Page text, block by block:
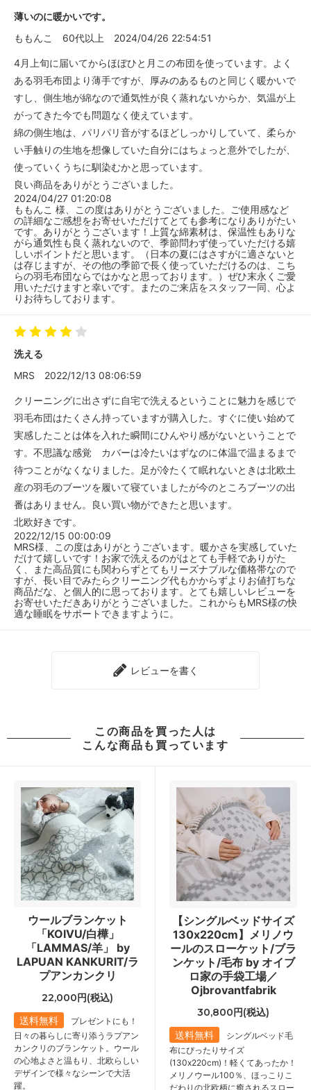
薄いのに暖かいです。
ももんこ
60代以上 2024/04/26 22:54:51
4月上旬に届いてからほぼひと月この布団を使っています。よく
ある羽毛布団より薄手ですが、厚みのあるものと同じく暖かいで
すし、側生地が綿なので通気性が良く蒸れないからか、気温が上
がってきた今でも問題なく使えています。
綿の側生地は、パリパリ音がするほどしっかりしていて、柔らか
い手触りの生地を想像していた自分にはちょっと意外でしたが、
使っていくうちに馴染むかと思っています。
良い商品をありがとうございました。
2024/04/27 01:20:08
ももんこ 様、この度はありがとうございました。ご使用感など
の詳細なご感想をお寄せいただけてとても参考になりありがたい
です。ありがとうございます！上質な綿素材は、保温性もありな
がら通気性も良く蒸れないので、季節問わず使っていただける嬉
しいポイントだと思います。（日本の夏にはさすがに適さないと
は存じますが、その他の季節で長く使っていただけるのは、こち
らの羽毛布団ならではかなと思っております。）ぜひ末永くご愛
用いただけますと幸いです。またのご来店をスタッフ一同、心よ
りお待ちしております。
洗える
MRS
2022/12/13 08:06:59
クリーニングに出さずに自宅で洗えるということに魅力を感じで
羽毛布団はたくさん持っていますが購入した。すぐに使い始めて
実感したことは体を入れた瞬間にひんやり感がないということで
す。不思議な感覚 カバーは冷たいはずなのに体温で温まるまで
待つことがなくなりました。足が冷たくて眠れないときは北欧土
産の羽毛のブーツを履いて寝ていましたが今のところブーツの出
番はありません。良い買い物ができたと思います。
北欧好きです。
2022/12/15 00:00:09
MRS様、この度はありがとうございます。暖かさを実感していた
だけて嬉しいです！お家で洗えるのがはとても手軽でありがた
く、また高品質にも関わらずとてもリーズナブルな価格帯なので
すが、長い目でみたらクリーニング代もかからずよりお値打ちな
商品だな、と個人的に思っております。とても嬉しいレビューを
お寄せいただきありがとうございました。これからもMRS様の快
適な睡眠をサポートできますように。
レビューを書く
この商品を買った人は
こんな商品も買っています
ウールブランケット
「KOIVU/白樺」
「LAMMAS/羊」 by
LAPUAN KANKURIT/ラ
プアンカンクリ
22,000円(税込)
送料無料
プレゼントにも！
日々の暮らしに寄り添うラプアン
カンクリのブランケット。ウール
の心地よさと温もり、北欧らしい
デザインで様々なシーンで大活
躍。
【シングルベッドサイズ
130x220cm】メリノウ
ールのスローケット/ブラ
ンケット/毛布 by オイブ
ロ家の手袋工場／
Ojbrovantfabrik
30,800円(税込)
送料無料
シングルベッド毛
布にぴったりサイズ
(130x220cm)！軽くてあったか！
メリノウール100％、ほっこりこ
だわりの北欧柄に癒されるスロー